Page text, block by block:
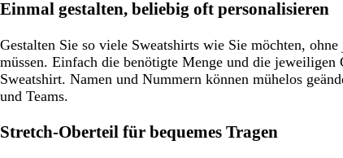
Einmal gestalten, beliebig oft personalisieren
Gestalten Sie so viele Sweatshirts wie Sie möchten,
müssen. Einfach die benötigte Menge und die jeweiligen
Sweatshirt. Namen und Nummern können mühelos
und Teams.
Stretch-Oberteil für bequemes Tragen